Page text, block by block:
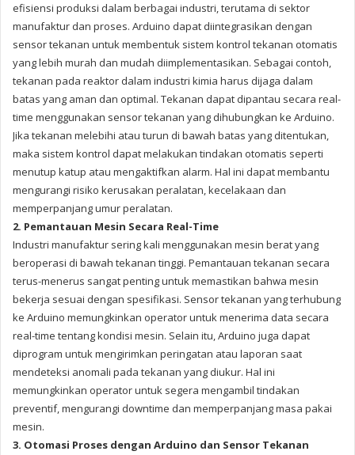
efisiensi produksi dalam berbagai industri, terutama di sektor
manufaktur dan proses. Arduino dapat diintegrasikan dengan
sensor tekanan untuk membentuk sistem kontrol tekanan otomatis
yang lebih murah dan mudah diimplementasikan. Sebagai contoh,
tekanan pada reaktor dalam industri kimia harus dijaga dalam
batas yang aman dan optimal. Tekanan dapat dipantau secara real-
time menggunakan sensor tekanan yang dihubungkan ke Arduino.
Jika tekanan melebihi atau turun di bawah batas yang ditentukan,
maka sistem kontrol dapat melakukan tindakan otomatis seperti
menutup katup atau mengaktifkan alarm. Hal ini dapat membantu
mengurangi risiko kerusakan peralatan, kecelakaan dan
memperpanjang umur peralatan.
2. Pemantauan Mesin Secara Real-Time
Industri manufaktur sering kali menggunakan mesin berat yang
beroperasi di bawah tekanan tinggi. Pemantauan tekanan secara
terus-menerus sangat penting untuk memastikan bahwa mesin
bekerja sesuai dengan spesifikasi. Sensor tekanan yang terhubung
ke Arduino memungkinkan operator untuk menerima data secara
real-time tentang kondisi mesin. Selain itu, Arduino juga dapat
diprogram untuk mengirimkan peringatan atau laporan saat
mendeteksi anomali pada tekanan yang diukur. Hal ini
memungkinkan operator untuk segera mengambil tindakan
preventif, mengurangi downtime dan memperpanjang masa pakai
mesin.
3. Otomasi Proses dengan Arduino dan Sensor Tekanan